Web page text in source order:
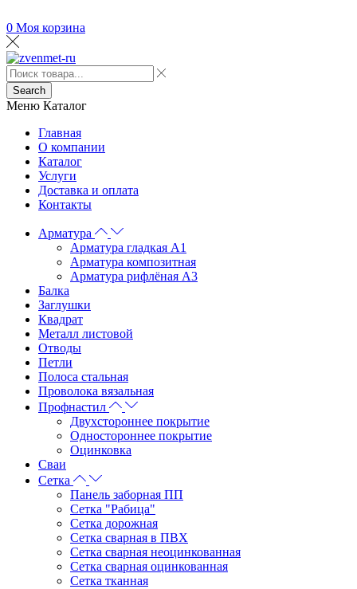
0 Моя корзина
Search
Меню Каталог
Главная
О компании
Каталог
Услуги
Доставка и оплата
Контакты
Арматура
Арматура гладкая А1
Арматура композитная
Арматура рифлёная А3
Балка
Заглушки
Квадрат
Металл листовой
Отводы
Петли
Полоса стальная
Проволока вязальная
Профнастил
Двухстороннее покрытие
Одностороннее покрытие
Оцинковка
Сваи
Сетка
Панель заборная ПП
Сетка "Рабица"
Сетка дорожная
Сетка сварная в ПВХ
Сетка сварная неоцинкованная
Сетка сварная оцинкованная
Сетка тканная